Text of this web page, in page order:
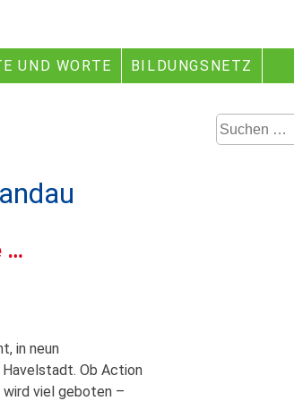
UND WORTE BILDUNGSNETZ
…
in neun
Ob Action
wird viel geboten –
Suchen
nach: